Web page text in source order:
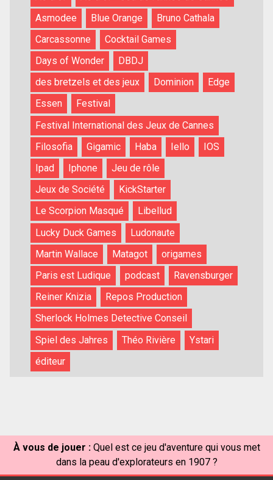
Asmodee
Blue Orange
Bruno Cathala
Carcassonne
Cocktail Games
Days of Wonder
DBDJ
des bretzels et des jeux
Dominion
Edge
Essen
Festival
Festival International des Jeux de Cannes
Filosofia
Gigamic Haba Iello
IOS
Ipad
Iphone
Jeu de rôle
Jeux de Société
KickStarter
Le Scorpion Masqué
Libellud
Lucky Duck Games
Ludonaute
Martin Wallace
Matagot
origames
Paris est Ludique
podcast
Ravensburger
Reiner Knizia
Repos Production
Sherlock Holmes Detective Conseil
Spiel des Jahres
Théo Rivière
Ystari
éditeur
À vous de jouer : Quel est ce jeu d'aventure qui vous met
dans la peau d'explorateurs en 1907 ?